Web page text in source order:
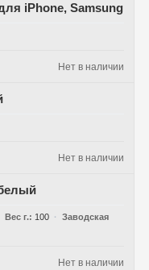
iPhone, Samsung
Нет в наличии
Нет в наличии
Вес г. 100
Заводская
Нет в наличии